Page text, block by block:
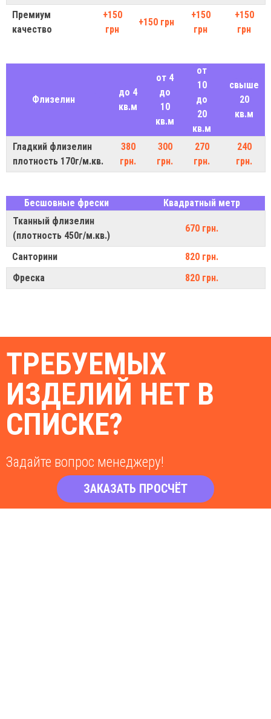
Премиум
качество
+150
грн
+150 грн
+150
грн
+150
грн
Флизелин
до 4
кв.м
от 4
до
10
кв.м
от
10
до
20
кв.м
свыше
20
кв.м
Гладкий флизелин
плотность 170г/м.кв.
380
грн.
300
грн.
270
грн.
240
грн.
Бесшовные фрески
Квадратный метр
Тканный флизелин
(плотность 450г/м.кв.)
670 грн.
Санторини
820 грн.
Фреска
820 грн.
ТРЕБУЕМЫХ
ИЗДЕЛИЙ НЕТ В
СПИСКЕ?
Задайте вопрос менеджеру!
ЗАКАЗАТЬ ПРОСЧЁТ